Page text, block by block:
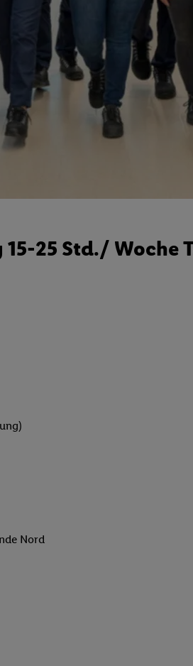
25 Std./ Woche
Nord